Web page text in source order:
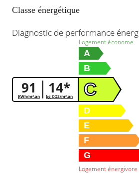
Classe énergétique
Diagnostic de performance
91
KWh/m².an 14*
kg CO2/m².an
Logement économe
A
B
C
D
E
F
G
Logement énergivore